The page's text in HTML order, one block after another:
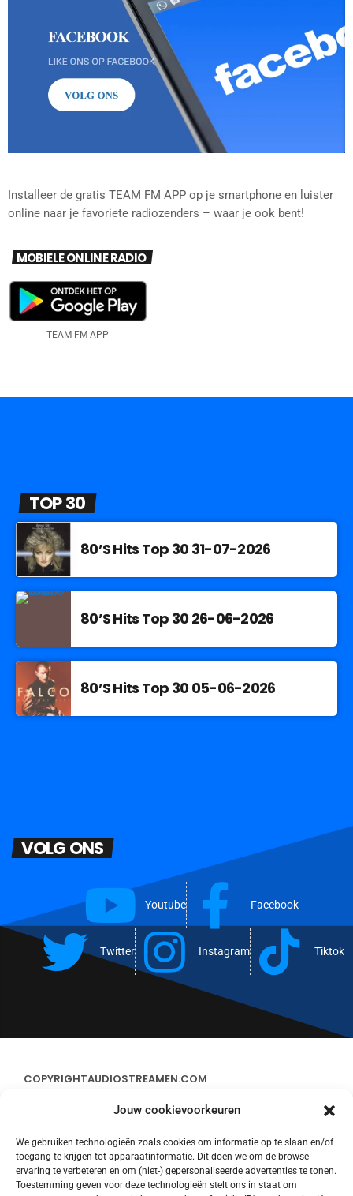
Jouw cookievoorkeuren
We gebruiken technologieën zoals cookies om informatie op te slaan en/of
toegang te krijgen tot apparaatinformatie. Dit doen we om de browse-
ervaring te verbeteren en om (niet-) gepersonaliseerde advertenties te tonen.
Toestemming geven voor deze technologieën stelt ons in staat om
Installeer de gratis TEAM FM APP op je smartphone en luister
online naar je favoriete radiozenders – waar je ook bent!
MOBIELE ONLINE RADIO
TEAM FM APP
TOP 30
80’S Hits Top 30 31-07-2026
80’S Hits Top 30 26-06-2026
80’S Hits Top 30 05-06-2026
VOLG ONS
Youtube Facebook
Twitter Instagram Tiktok
COPYRIGHTAUDIOSTREAMEN.COM
CONTACT